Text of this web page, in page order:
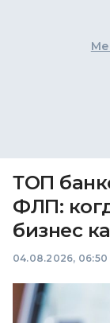
ТОП
ФЛП:
бизнес
04.08.2026, 06:50